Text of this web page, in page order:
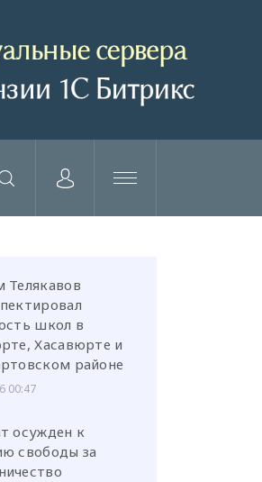
Телякавов
школ в
Хасавюрте и
районе
00:47
осужден к
свободы за